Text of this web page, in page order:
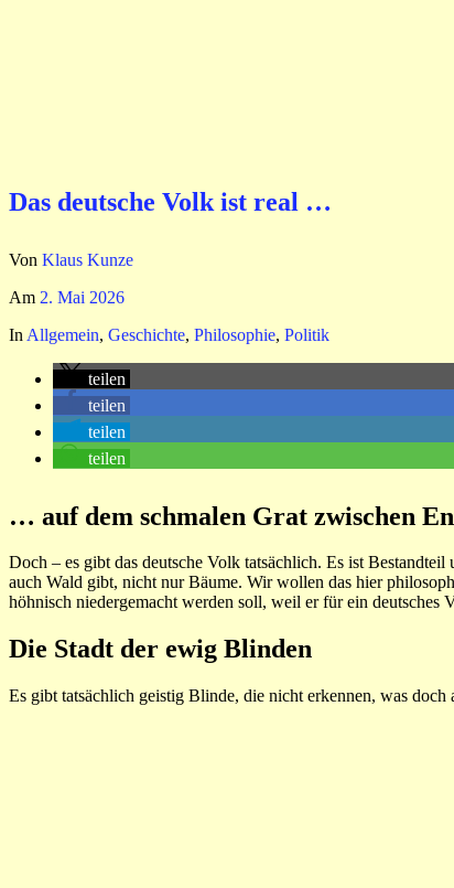
Das deutsche Volk ist real …
Von Klaus Kunze
Am 2. Mai 2026
In Allgemein, Geschichte, Philosophie, Politik
teilen
teilen
teilen
teilen
… auf dem schmalen Grat zwischen
Doch – es gibt das deutsche Volk tatsächlich. Es ist
auch Wald gibt, nicht nur Bäume. Wir wollen das hier
höhnisch niedergemacht werden soll, weil er für ein deutsches
Die Stadt der ewig Blinden
Es gibt tatsächlich geistig Blinde, die nicht erkennen, was